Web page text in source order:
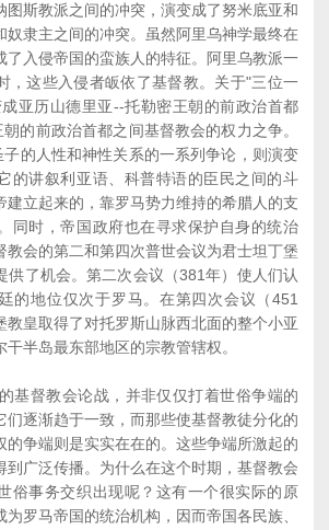
图斯教派之间的冲突，演变成了努米底亚和
奴隶主之间的冲突。虽然阿里乌神学最终在
了入侵帝国的蛮族人的特征。阿里乌教派一
，这些入侵者皈依了基督教。关于"三位一
亚历山德里亚--托勒密王朝的前政治首都
的前政治首都之间基督教会的权力之争。
的人性和神性关系的一系列争论，则演变
的讲叙利亚语、科普特语的臣民之间的斗
建立起来的，靠罗马势力维持的希腊人的支
同时，帝国政府也在寻求保护自身的统治
教会的第二和第四次普世会议为君士坦丁堡
供了机会。第二次会议（381年）使人们认
的地位仅次于罗马。在第四次会议（451
教皇取得了对托罗斯山脉西北面的整个小亚
半岛最东部地区的宗教管辖权。
督教会论战，并非仅仅打着世俗争端的
们逐渐趋于一致，而那些使基督教徒分化的
的争端则是实实在在的。这些争端所激起的
到广泛传播。为什么在这个时期，基督教会
俗事务交织出现呢？这有一个很实际的原
为罗马帝国的统治机构，因而帝国各民族、